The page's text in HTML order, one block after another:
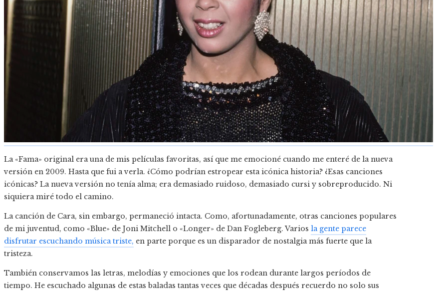
La «Fama» original era una de mis películas favoritas, así que me emocioné cuando me enteré de la nueva
versión en 2009. Hasta que fui a verla. ¿Cómo podrían estropear esta icónica historia? ¿Esas canciones
icónicas? La nueva versión no tenía alma; era demasiado ruidoso, demasiado cursi y sobreproducido. Ni
siquiera miré todo el camino.
La canción de Cara, sin embargo, permaneció intacta. Como, afortunadamente, otras canciones populares
de mi juventud, como «Blue» de Joni Mitchell o «Longer» de Dan Fogleberg. Varios la gente parece
disfrutar escuchando música triste, en parte porque es un disparador de nostalgia más fuerte que la
tristeza.
También conservamos las letras, melodías y emociones que los rodean durante largos períodos de
tiempo. He escuchado algunas de estas baladas tantas veces que décadas después recuerdo no solo sus